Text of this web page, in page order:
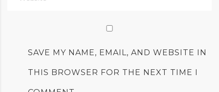
SAVE MY NAME, EMAIL, AND WEBSITE IN
THIS BROWSER FOR THE NEXT TIME I